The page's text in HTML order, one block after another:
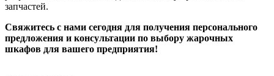
запчастей.
Свяжитесь с нами сегодня для получения персонального
предложения и консультации по выбору жарочных
шкафов для вашего предприятия!